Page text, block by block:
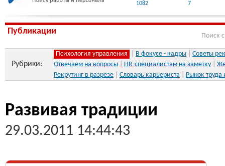
1082 7
Публикации Поиск
Рубрики:
Психология управления В фокусе - кадры
Советы
Отвечаем на вопросы
HR-специалистам на заметку
Рекрутинг в разрезе
Словарь карьериста Рынок труда
Развивая традиции
29.03.2011 14:44:43